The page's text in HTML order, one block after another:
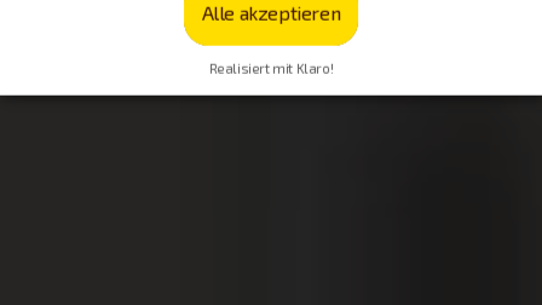
Alle akzeptieren
Realisiert mit Klaro!